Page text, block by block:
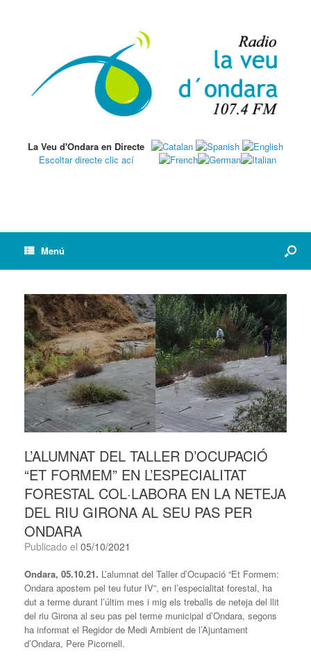
La Veu d'Ondara en Directe
Escoltar directe clic ací
Menú
L’ALUMNAT DEL TALLER D’OCUPACIÓ
“ET FORMEM” EN L’ESPECIALITAT
FORESTAL COL·LABORA EN LA NETEJA
DEL RIU GIRONA AL SEU PAS PER
ONDARA
Publicado el 05/10/2021
Ondara, 05.10.21. L’alumnat del Taller d’Ocupació “Et Formem:
Ondara apostem pel teu futur IV”, en l’especialitat forestal, ha
dut a terme durant l’últim mes i mig els treballs de neteja del llit
del riu Girona al seu pas pel terme municipal d’Ondara, segons
ha informat el Regidor de Medi Ambient de l’Ajuntament
d’Ondara, Pere Picornell.